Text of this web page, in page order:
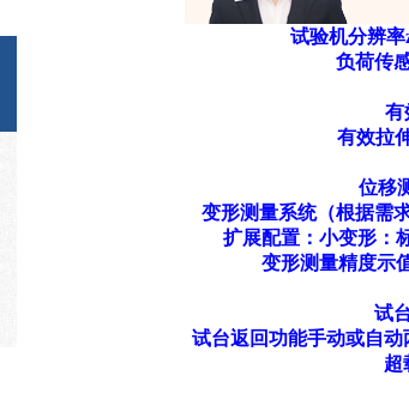
试验机分辨
负荷传
有
有效拉
位移
变形测量系统（根据需
扩展配置：小变形：
变形测量精度示
试
试台返回功能手动或自
超